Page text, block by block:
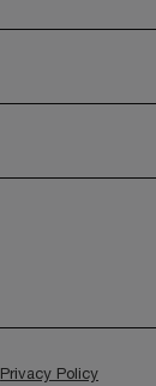
Privacy Policy